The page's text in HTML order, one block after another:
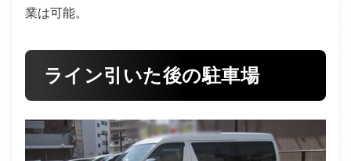
業は可能。
ライン引いた後の駐車場